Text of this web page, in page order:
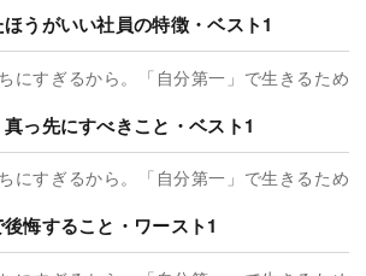
うがいい社員の特徴・ベスト1
にすぎるから。「自分第一」で生きるため
真っ先にすべきこと・ベスト1
にすぎるから。「自分第一」で生きるため
悔すること・ワースト1